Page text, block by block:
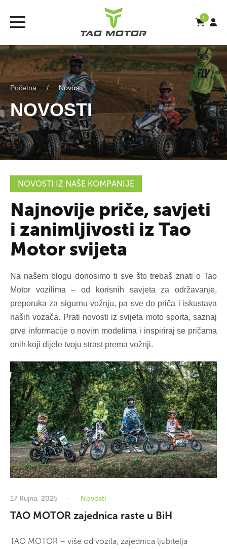
0
Početna Novosti
NOVOSTI
NOVOSTI IZ NAŠE KOMPANIJE
Najnovije priče, savjeti
i zanimljivosti iz Tao
Motor svijeta
Na našem blogu donosimo ti sve što trebaš znati o Tao
Motor vozilima – od korisnih savjeta za održavanje,
preporuka za sigurnu vožnju, pa sve do priča i iskustava
naših vozača. Prati novosti iz svijeta moto sporta, saznaj
prve informacije o novim modelima i inspiriraj se pričama
onih koji dijele tvoju strast prema vožnji.
17 Rujna, 2025 Novosti
TAO MOTOR zajednica raste u BiH
TAO MOTOR – više od vozila, zajednica ljubitelja